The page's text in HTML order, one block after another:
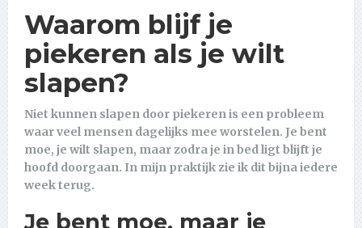
Waarom blijf je
piekeren als je wilt
slapen?
Niet kunnen slapen door piekeren is een probleem
waar veel mensen dagelijks mee worstelen. Je bent
moe, je wilt slapen, maar zodra je in bed ligt blijft je
hoofd doorgaan. In mijn praktijk zie ik dit bijna iedere
week terug.
Je bent moe, maar je